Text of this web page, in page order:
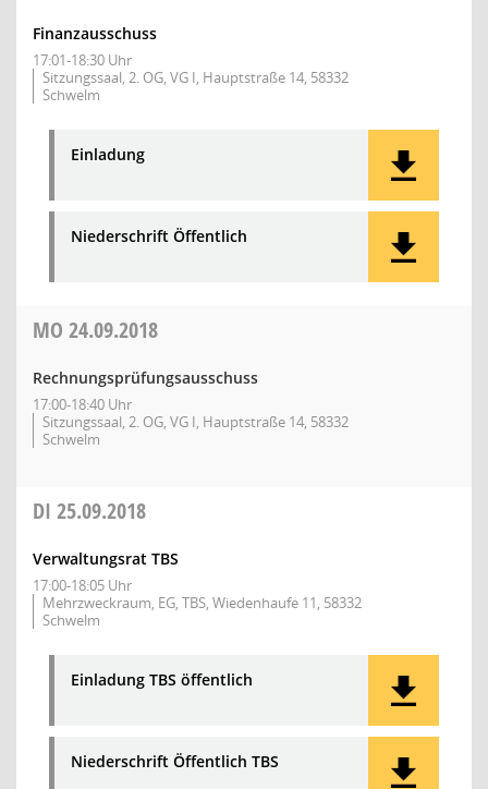
Finanzausschuss
17:01-18:30 Uhr
Sitzungssaal, 2. OG, VG I, Hauptstraße 14, 58332
Schwelm
Einladung
Niederschrift Öffentlich
MO 24.09.2018
Rechnungsprüfungsausschuss
17:00-18:40 Uhr
Sitzungssaal, 2. OG, VG I, Hauptstraße 14, 58332
Schwelm
DI 25.09.2018
Verwaltungsrat TBS
17:00-18:05 Uhr
Mehrzweckraum, EG, TBS, Wiedenhaufe 11, 58332
Schwelm
Einladung TBS öffentlich
Niederschrift Öffentlich TBS